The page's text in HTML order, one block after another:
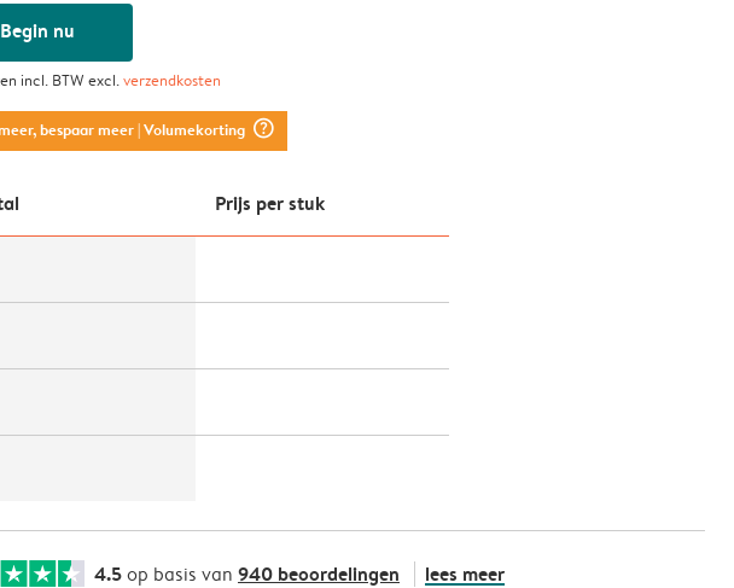
Begin nu
incl. BTW excl.verzendkosten
bespaar meer| Volumekorting question_mark_circle
Prijs per stuk
4.5op basis van 940 beoordelingen lees meer